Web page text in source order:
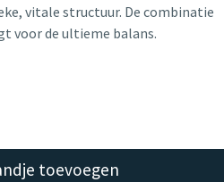
vitale structuur. De combinatie
voor de ultieme balans.
toevoegen